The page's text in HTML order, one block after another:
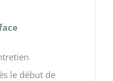
le début de